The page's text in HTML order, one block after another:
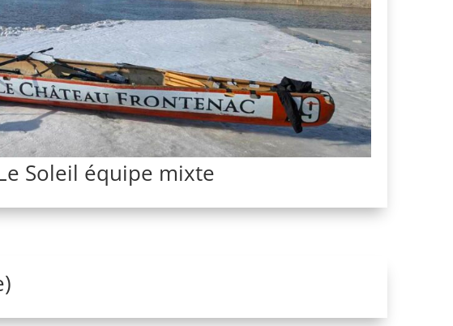
Soleil équipe mixte